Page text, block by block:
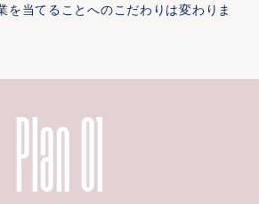
を当てることへのこだわりは変わりま
Plan 01